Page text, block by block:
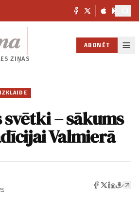
ZIŅAS
ABONĒT
svētki – sākums
Valmierā